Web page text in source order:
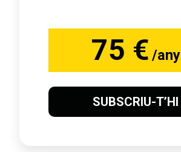
75 € /any
SUBSCRIU-T’HI